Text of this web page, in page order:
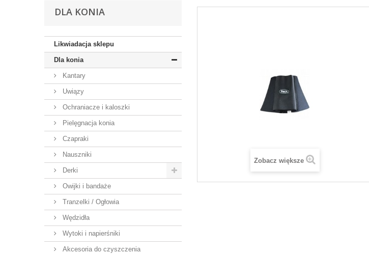
DLA KONIA
Likwiadacja sklepu
Dla konia
Kantary
Uwiązy
Ochraniacze i kaloszki
Pielęgnacja konia
Czapraki
Nauszniki
Derki
Owijki i bandaże
Tranzelki / Ogłowia
Wędzidła
Wytoki i napierśniki
Akcesoria do czyszczenia
Zobacz większe